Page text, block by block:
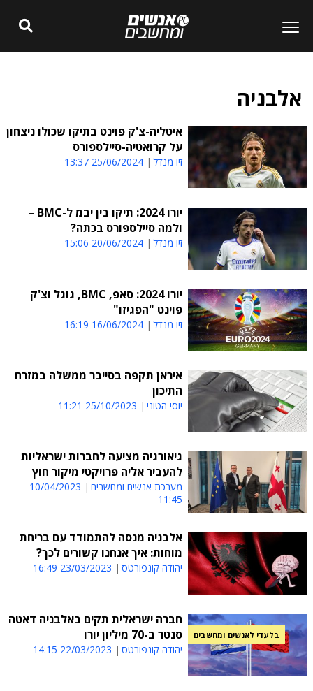
אלבניה
איטליה-צ'ק פוינט בתיקו שכולו ניצחון
על קרואטיה-סיילספורס
זיו מנדל 25/06/2024 13:37
יורו 2024: תיקו בין יבמ ל-BMC –
ולמה סיילספורס בכתה?
זיו מנדל 20/06/2024 15:06
יורו 2024: סאפ, BMC, גוגל וצ'ק
פוינט "הפגיזו"
זיו מנדל 16/06/2024 16:19
איראן תקפה בסייבר ממשלה במזרח
התיכון
יוסי הטוני 25/10/2023 11:21
גיאורגיה מציעה לחברות ישראליות
להעביר אליה פרויקטי מיקור חוץ
מערכת אנשים ומחשבים
10/04/2023
11:45
אלבניה מנסה להתמודד עם בריחת
מוחות: איך אנחנו קשורים לכך?
יהודה קונפורטס 23/03/2023 16:49
בלעדי לאנשים ומחשבים
חברה ישראלית תקים באלבניה דאטה
סנטר ב-70 מיליון יורו
יהודה קונפורטס 22/03/2023 14:15